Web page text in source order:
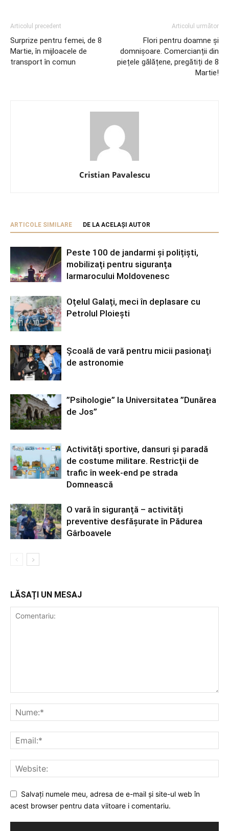
Articolul precedent
Surprize pentru femei, de 8
Martie, în mijloacele de
transport în comun
Articolul următor
Flori pentru doamne și
domnișoare. Comercianții din
piețele gălățene, pregătiți de 8
Martie!
Cristian Pavalescu
ARTICOLE SIMILARE DE LA ACELAȘI AUTOR
Peste 100 de jandarmi și polițiști,
mobilizați pentru siguranța
Iarmarocului Moldovenesc
Oțelul Galați, meci în deplasare cu
Petrolul Ploiești
Școală de vară pentru micii pasionați
de astronomie
”Psihologie” la Universitatea ”Dunărea
de Jos”
Activități sportive, dansuri și paradă
de costume militare. Restricții de
trafic în week-end pe strada
Domnească
O vară în siguranță – activități
preventive desfășurate în Pădurea
Gârboavele
LĂSAȚI UN MESAJ
Salvați numele meu, adresa de e-mail și site-ul web în
acest browser pentru data viitoare i comentariu.